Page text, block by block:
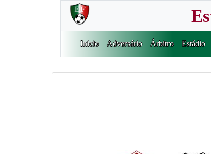
Inicio Adversário Árbitro Estádio